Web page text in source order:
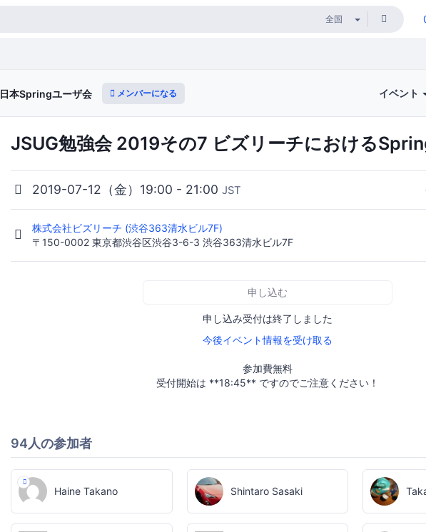
日本Springユーザ会 メンバーになる イベント
JSUG勉強会 2019その7 ビズリーチにおける
2019-07-12（金）19:00 - 21:00 JST
株式会社ビズリーチ (渋谷363清水ビル7F)
〒150-0002 東京都渋谷区渋谷3-6-3 渋谷363清水ビル7F
申し込む
申し込み受付は終了しました
今後イベント情報を受け取る
参加費無料
受付開始は **18:45** ですのでご注意ください！
94人の参加者
Haine Takano Shintaro Sasaki